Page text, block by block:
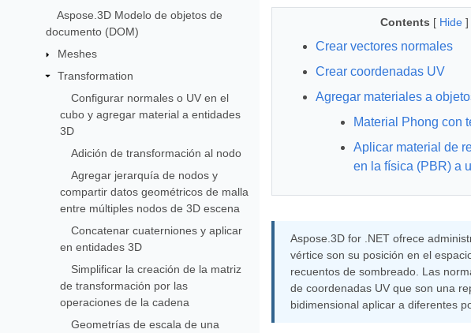
Aspose.3D Modelo de objetos de
documento (DOM)
Meshes
Transformation
Configurar normales o UV en el
cubo y agregar material a entidades
3D
Adición de transformación al nodo
Agregar jerarquía de nodos y
compartir datos geométricos de malla
entre múltiples nodos de 3D escena
Concatenar cuaterniones y aplicar
en entidades 3D
Simplificar la creación de la matriz
de transformación por las
operaciones de la cadena
Geometrías de escala de una
Contents [ Hide ]
Crear vectores normales
Crear coordenadas UV
Agregar materiales a
Material Phong con
Aplicar material de
en la física (PBR) a
Aspose.3D for .NET ofrece
vértice son su posición en el
recuentos de sombreado. Las
de coordenadas UV que son una
bidimensional aplicar a diferentes